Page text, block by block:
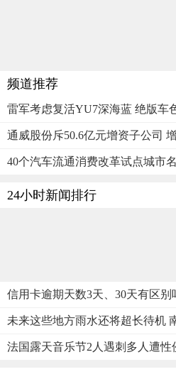
频道推荐
雷军考虑复活YU7深海蓝 绝版车
通威股份斥50.6亿元增资子公司
40个汽车流通消费改革试点城市
24小时新闻排行
信用卡逾期天数3天、30天有区别
未来这些地方雨水还将超长待机
法国露天音乐节2人遇刺多人遭性